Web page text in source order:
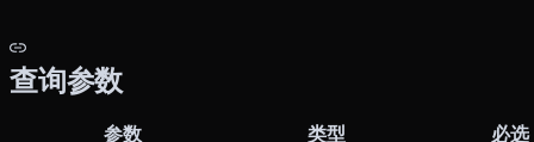
查询参数
参数 类型 必选